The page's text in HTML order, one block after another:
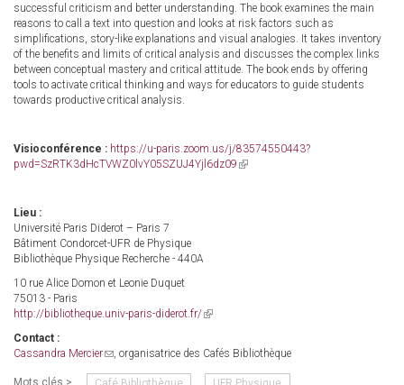
successful criticism and better understanding. The book examines the main
reasons to call a text into question and looks at risk factors such as
simplifications, story-like explanations and visual analogies. It takes inventory
of the benefits and limits of critical analysis and discusses the complex links
between conceptual mastery and critical attitude. The book ends by offering
tools to activate critical thinking and ways for educators to guide students
towards productive critical analysis.
Visioconférence : https://u-paris.zoom.us/j/83574550443?
pwd=SzRTK3dHcTVWZ0lvY05SZUJ4Yjl6dz09 (link
Lieu :
Université Paris Diderot – Paris 7
Bâtiment Condorcet-UFR de Physique
Bibliothèque Physique Recherche - 440A
10 rue Alice Domon et Leonie Duquet
75013 - Paris
http://bibliotheque.univ-paris-diderot.fr/(link
Contact :
Cassandra Mercier(link, organisatrice des Cafés Bibliothèque
Mots clés >